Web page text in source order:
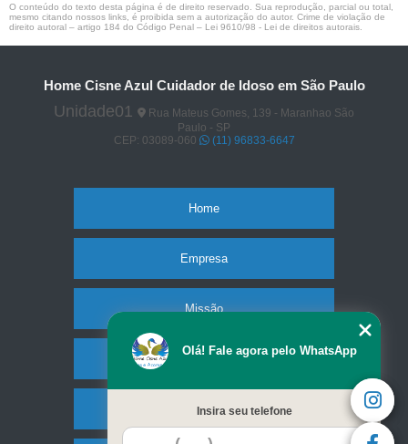
O conteúdo do texto desta página é de direito reservado. Sua reprodução, parcial ou total,
mesmo citando nossos links, é proibida sem a autorização do autor. Crime de violação de
direito autoral – artigo 184 do Código Penal – Lei 9610/98 - Lei de direitos autorais
Home Cisne Azul Cuidador de Idoso em São Paulo
Unidade01
Rua Mateus Gomes, 139 - Maranhao São
Paulo - SP
CEP: 03089-060
(11) 96833-6647
Home
Empresa
Missão
Serviços
Contato
Olá! Fale agora pelo WhatsApp
Insira seu telefone